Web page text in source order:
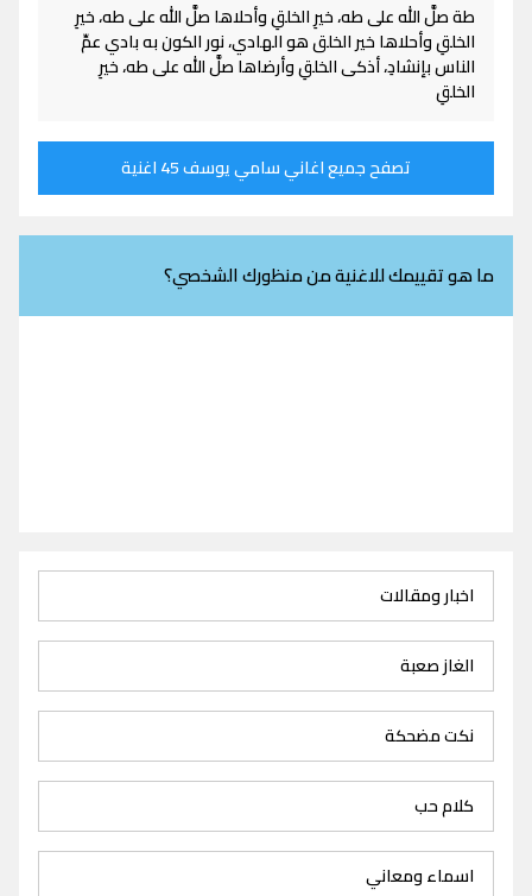
طة صلَّ الله على طه، خيرِ الخلقِ وأحلاها صلَّ الله على طه، خيرِ
الخلقِ وأحلاها خير الخلق هو الهادي، نور الكون به بادي عمِّ
الناس بإنشادِ، أذكى الخلقِ وأرضاها صلَّ الله على طه، خيرِ
الخلقِ
تصفح جميع اغاني سامي يوسف 45 اغنية
ما هو تقييمك للاغنية من منظورك الشخصي؟
اخبار ومقالات
الغاز صعبة
نكت مضحكة
كلام حب
اسماء ومعاني